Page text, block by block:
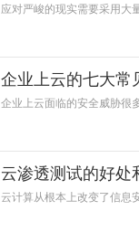
应对严峻的现实需要采用大
企业上云的七大常
企业上云面临的安全威胁很
云渗透测试的好处
云计算从根本上改变了信息